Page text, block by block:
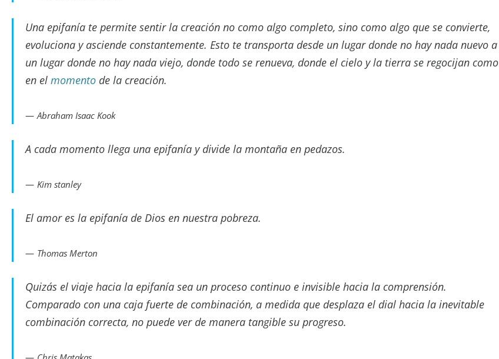
Una epifanía te permite sentir la creación no como algo completo, sino como algo que se convierte,
evoluciona y asciende constantemente. Esto te transporta desde un lugar donde no hay nada nuevo a
un lugar donde no hay nada viejo, donde todo se renueva, donde el cielo y la tierra se regocijan como
en el momento de la creación.
Abraham Isaac Kook
A cada momento llega una epifanía y divide la montaña en pedazos.
Kim stanley
El amor es la epifanía de Dios en nuestra pobreza.
Thomas Merton
Quizás el viaje hacia la epifanía sea un proceso continuo e invisible hacia la comprensión.
Comparado con una caja fuerte de combinación, a medida que desplaza el dial hacia la inevitable
combinación correcta, no puede ver de manera tangible su progreso.